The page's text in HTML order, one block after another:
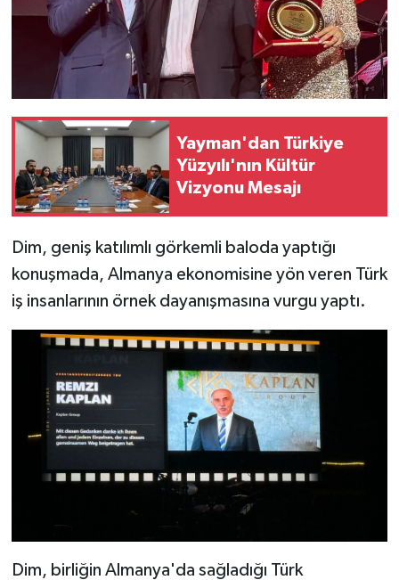
Yayman'dan Türkiye
Yüzyılı'nın Kültür
Vizyonu Mesajı
Dim, geniş katılımlı görkemli baloda yaptığı
konuşmada, Almanya ekonomisine yön veren Türk
iş insanlarının örnek dayanışmasına vurgu yaptı.
Dim, birliğin Almanya'da sağladığı Türk